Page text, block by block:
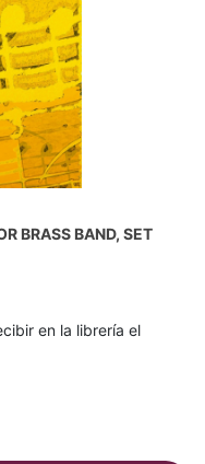
BRASS BAND, SET
en la librería el